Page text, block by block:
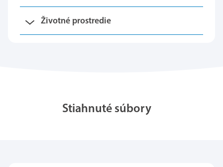
Životné prostredie
Stiahnuté súbory